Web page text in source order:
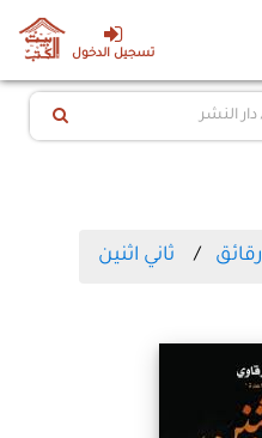
تسجيل الدخول
رقائق ثاني اثنين